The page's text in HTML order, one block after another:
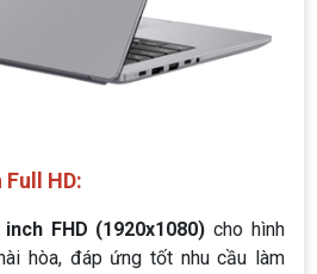
HD:
inch FHD (1920x1080) cho hình
hòa, đáp ứng tốt nhu cầu làm